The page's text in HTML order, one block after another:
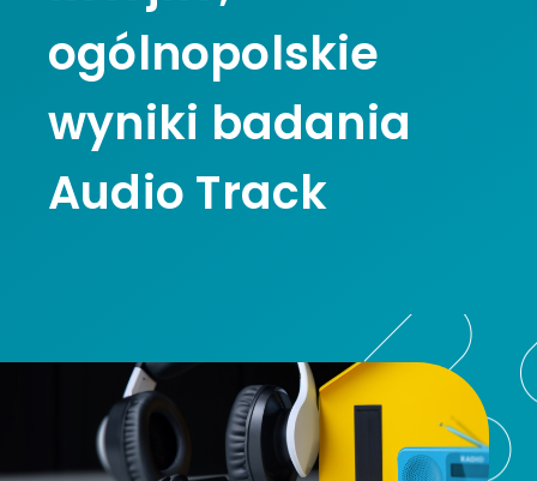
ogólnopolskie
wyniki badania
Audio Track